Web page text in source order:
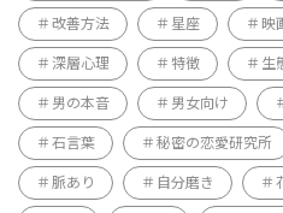
改善方法 星座 映
深層心理 特徴 生
男の本音 男女向け
石言葉 秘密の恋愛研究所
脈あり 自分磨き